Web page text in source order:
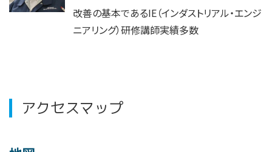
改善の基本であるIE（インダストリアル・エンジ
ニアリング）研修講師実績多数
アクセスマップ